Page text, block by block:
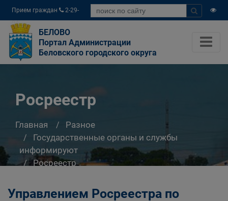
Прием граждан
2-29-
04
БЕЛОВО
Портал Администрации
Беловского городского округа
Росреестр
Главная
Разное
Государственные органы и службы
информируют
Росреестр
Управлением Росреестра по